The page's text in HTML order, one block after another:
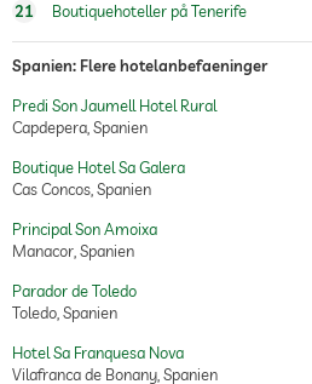
21 Boutiquehoteller på Tenerife
Spanien: Flere hotelanbefaeninger
Predi Son Jaumell Hotel Rural
Capdepera, Spanien
Boutique Hotel Sa Galera
Cas Concos, Spanien
Principal Son Amoixa
Manacor, Spanien
Parador de Toledo
Toledo, Spanien
Hotel Sa Franquesa Nova
Vilafranca de Bonany, Spanien